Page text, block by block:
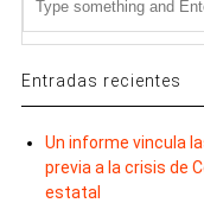
Entradas recientes
Un informe vincula
previa a la crisis de
estatal